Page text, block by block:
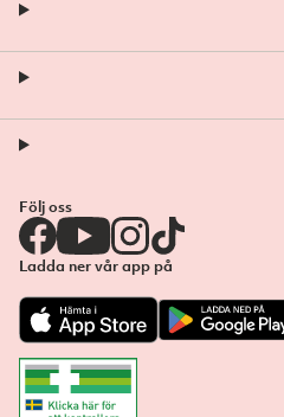
Följ oss
Ladda ner vår app på